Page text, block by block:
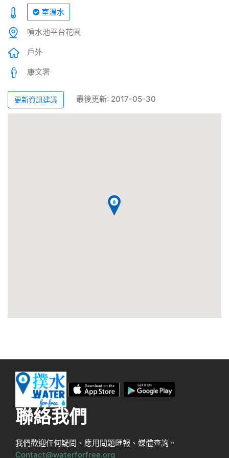
室溫水
噴水池平台花園
戶外
康文署
更新資訊建議 最後更新: 2017-05-30
聯絡我們
我們歡迎任何疑問、應用問題匯報、媒體查詢。
Contact@waterforfree.org